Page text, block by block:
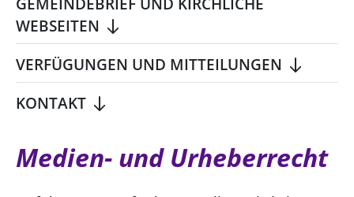
WEBSEITEN
VERFÜGUNGEN UND MITTEILUNGEN
KONTAKT
Medien- und Urheberrecht
Willkommen
Kollegium
Abteilungen des Landeskirchenamts
Fachstelle Sexualisierte Gewalt
Kirchenämter
Gleichstellung
Ökumene
Religionen
Erneuerbare Energien
Mobilität
Naturschutz
Gebäude
Presse
Freie Stellen
Service für Gemeinden
Suche